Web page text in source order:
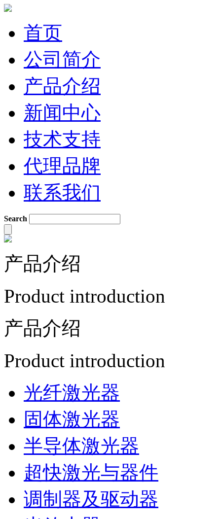
首页
公司简介
产品介绍
新闻中心
技术支持
代理品牌
联系我们
Search
产品介绍
Product introduction
产品介绍
Product introduction
光纤激光器
固体激光器
半导体激光器
超快激光与器件
调制器及驱动器